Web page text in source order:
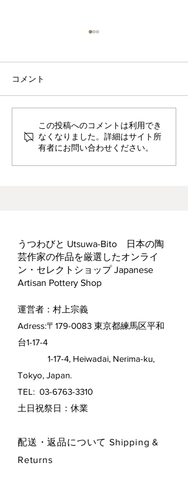
ヘス&あかね夫妻 ２人展
コメント
この投稿へのコメントは利用でき
なくなりました。詳細はサイト所
有者にお問い合わせください。
うつわびと Utsuwa-Bito 日本の陶
芸作家の作品を厳選したオンライ
ン・セレクトショップ Japanese
Artisan Pottery Shop
運営者：村上宗義
Adress:〒179-0083 東京都練馬区平和
台1-17-4
1-17-4, Heiwadai, Nerima-ku,
Tokyo, Japan.
TEL: 03-6763-3310
​土日祝祭日：休業
配送・返品について Shipping &
Returns